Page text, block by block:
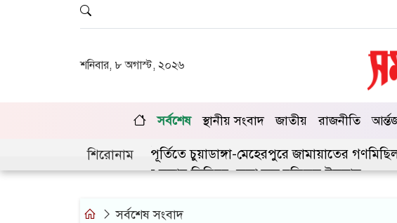
শনিবার, ৮ অগাস্ট, ২০২৬
সর্বশেষ স্থানীয় সংবাদ জাতীয় রাজনীতি
শিরোনাম
গণঅভ্যুত্থানের দ্বিতীয় বর্ষপূর্তিতে চুয়াডাঙ্গা-মেহেরপুরে জামায়াতের গণমিছিল
লিগ্যাল এইড কমিটির সভায় সিনিয়র জেলা জজ রফিকুল ইসলাম
সর্বশেষ সংবাদ